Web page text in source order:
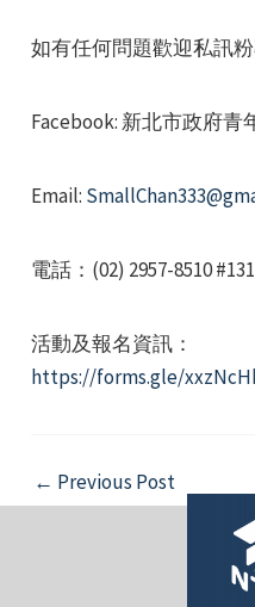
如有任何問題歡迎私訊
Facebook: 新北市政府青
Email:
電話：(02) 2957-8510
活動及報名資訊：
https://forms.gle/
Post
navigation
← Previous Post